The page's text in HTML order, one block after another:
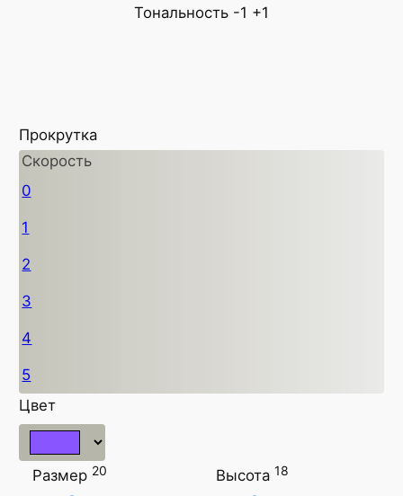
Тональность -1 +1
Прокрутка
Скорость
0
1
2
3
4
5
Цвет
Размер 20 Высота18